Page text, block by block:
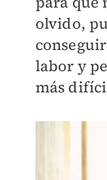
olvido,
labor y
más